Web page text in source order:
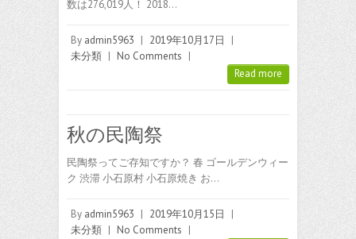
数は276,019人！ 2018…
By admin5963 | 2019年10月17日
|
未分類 | No Comments |
Read more
秋の民陶祭
民陶祭ってご存知ですか？ 春 ゴールデンウィー
ク 渋滞 小石原村 小石原焼き お…
By admin5963 | 2019年10月15日
|
未分類 | No Comments |